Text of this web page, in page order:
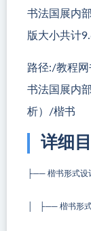
书法国展内
版大小共计
路径:/教程
书法国展内
析）/楷书
详细
├── 楷书形式设
│ ├── 楷书形